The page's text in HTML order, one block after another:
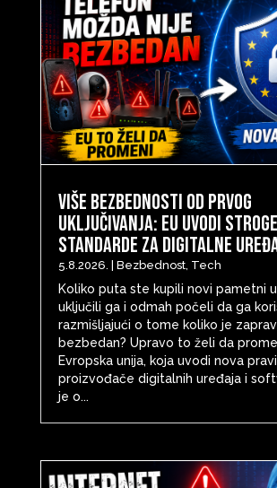
Više bezbednosti od prvog
uključivanja: EU uvodi stroge
standarde za digitalne
5.8.2026. Bezbednost, Tech
Koliko puta ste kupili novi pametni
uključili ga i odmah počeli da ga
razmišljajući o tome koliko je
bezbedan? Upravo to želi da
Evropska unija, koja uvodi nova
proizvođače digitalnih uređaja i
je o...